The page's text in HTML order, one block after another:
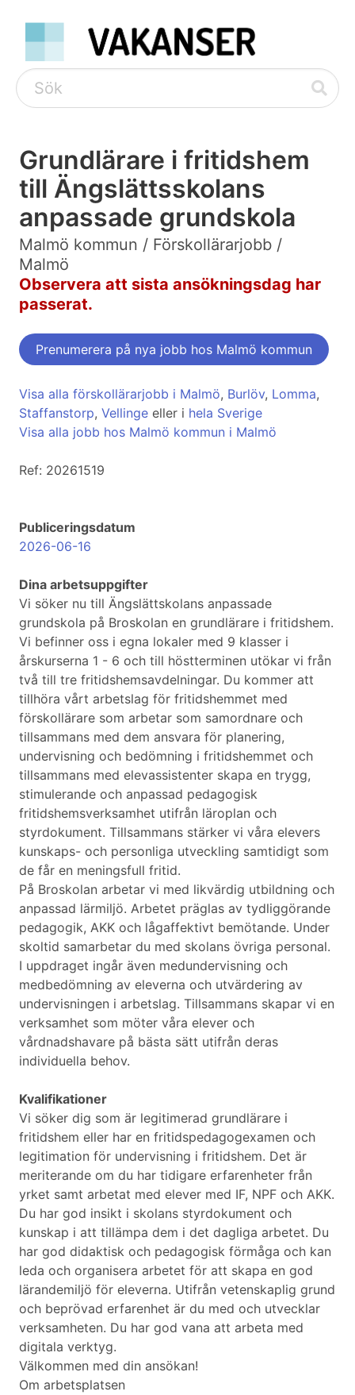
Grundlärare i fritidshem
till Ängslättsskolans
anpassade grundskola
Malmö kommun / Förskollärarjobb /
Malmö
Observera att sista ansökningsdag har
passerat.
Prenumerera på nya jobb hos Malmö kommun
Visa alla förskollärarjobb i Malmö, Burlöv, Lomma,
Staffanstorp, Vellinge eller i hela Sverige
Visa alla jobb hos Malmö kommun i Malmö
Ref: 20261519
Publiceringsdatum
2026-06-16
Dina arbetsuppgifter
Vi söker nu till Ängslättskolans anpassade
grundskola på Broskolan en grundlärare i fritidshem.
Vi befinner oss i egna lokaler med 9 klasser i
årskurserna 1 - 6 och till höstterminen utökar vi från
två till tre fritidshemsavdelningar. Du kommer att
tillhöra vårt arbetslag för fritidshemmet med
förskollärare som arbetar som samordnare och
tillsammans med dem ansvara för planering,
undervisning och bedömning i fritidshemmet och
tillsammans med elevassistenter skapa en trygg,
stimulerande och anpassad pedagogisk
fritidshemsverksamhet utifrån läroplan och
styrdokument. Tillsammans stärker vi våra elevers
kunskaps- och personliga utveckling samtidigt som
de får en meningsfull fritid.
På Broskolan arbetar vi med likvärdig utbildning och
anpassad lärmiljö. Arbetet präglas av tydliggörande
pedagogik, AKK och lågaffektivt bemötande. Under
skoltid samarbetar du med skolans övriga personal.
I uppdraget ingår även medundervisning och
medbedömning av eleverna och utvärdering av
undervisningen i arbetslag. Tillsammans skapar vi en
verksamhet som möter våra elever och
vårdnadshavare på bästa sätt utifrån deras
individuella behov.
Kvalifikationer
Vi söker dig som är legitimerad grundlärare i
fritidshem eller har en fritidspedagogexamen och
legitimation för undervisning i fritidshem. Det är
meriterande om du har tidigare erfarenheter från
yrket samt arbetat med elever med IF, NPF och AKK.
Du har god insikt i skolans styrdokument och
kunskap i att tillämpa dem i det dagliga arbetet. Du
har god didaktisk och pedagogisk förmåga och kan
leda och organisera arbetet för att skapa en god
lärandemiljö för eleverna. Utifrån vetenskaplig grund
och beprövad erfarenhet är du med och utvecklar
verksamheten. Du har god vana att arbeta med
digitala verktyg.
Välkommen med din ansökan!
Om arbetsplatsen